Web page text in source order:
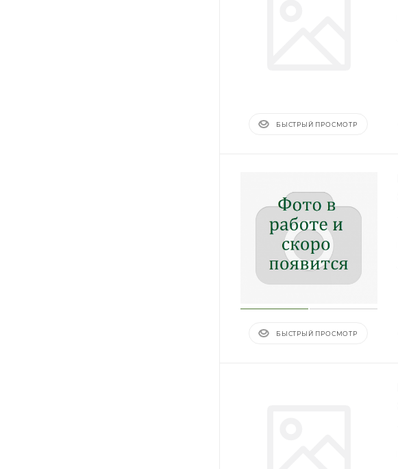
БЫСТРЫЙ ПРОСМОТР
БЫСТРЫЙ ПРОСМОТР